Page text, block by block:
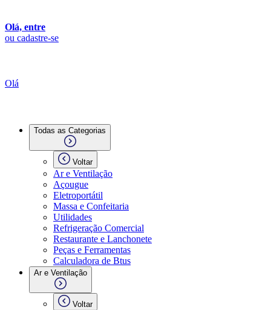
Olá, entre
ou cadastre-se
Olá
Todas as Categorias
Voltar
Ar e Ventilação
Açougue
Eletroportátil
Massa e Confeitaria
Utilidades
Refrigeração Comercial
Restaurante e Lanchonete
Peças e Ferramentas
Calculadora de Btus
Ar e Ventilação
Voltar